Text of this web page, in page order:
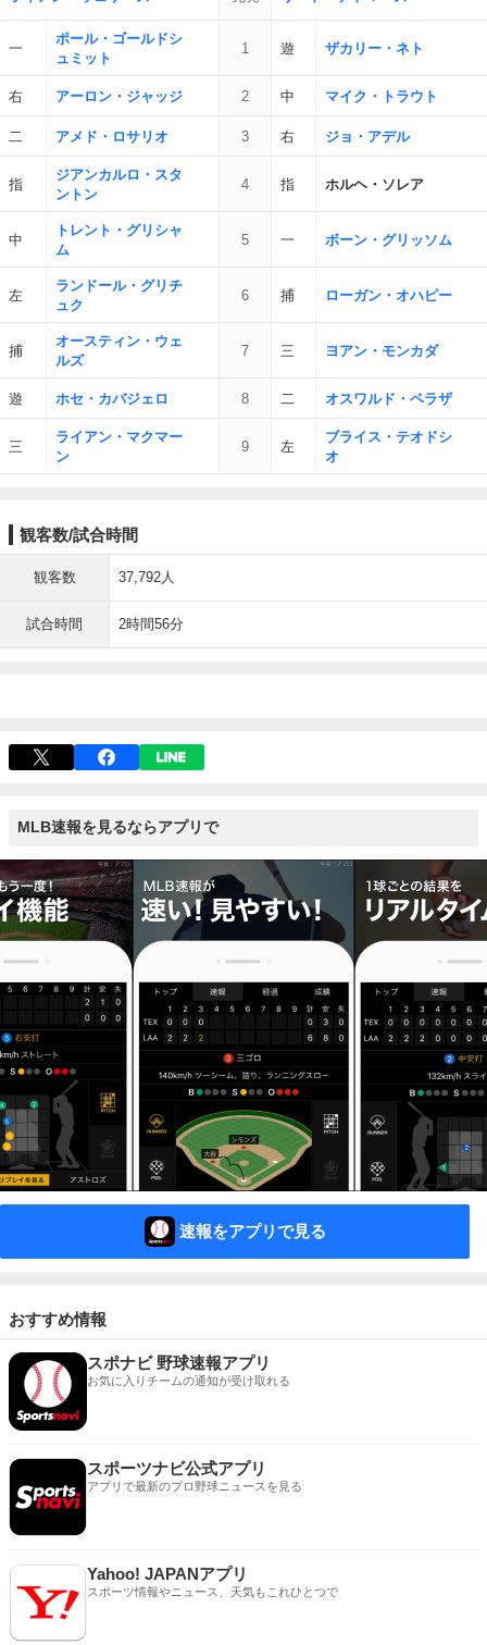
一
ポール・ゴールドシ
ュミット
1 遊 ザカリー・ネト
右 アーロン・ジャッジ 2 中 マイク・トラウト
二 アメド・ロサリオ 3 右 ジョ・アデル
指
ジアンカルロ・スタ
ントン
4 指 ホルヘ・ソレア
中
トレント・グリシャ
ム
5 一 ボーン・グリッソム
左
ランドール・グリチ
ュク
6 捕 ローガン・オハピー
捕
オースティン・ウェ
ルズ
7 三 ヨアン・モンカダ
遊 ホセ・カバジェロ 8 二 オスワルド・ペラザ
三
ライアン・マクマー
ン
9 左
ブライス・テオドシ
オ
観客数/試合時間
観客数 37,792人
試合時間 2時間56分
MLB速報を見るならアプリで
速報をアプリで見る
おすすめ情報
スポナビ 野球速報アプリ
お気に入りチームの通知が受け取れる
スポーツナビ公式アプリ
アプリで最新のプロ野球ニュースを見る
Yahoo! JAPANアプリ
スポーツ情報やニュース、天気もこれひとつで